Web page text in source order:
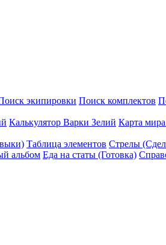
экипировки Поиск комплектов
Калькулятор Варки Зелий Карта
Таблица элементов Стрелы
альбом Еда на статы (Готовка)